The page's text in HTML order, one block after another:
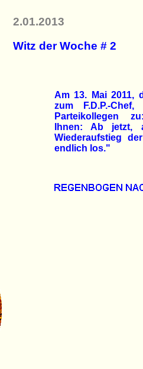
2.01.2013
Witz der Woche # 2
Am 13. Mai 2011,
zum F.D.P.-
Parteikollegen
Ihnen: Ab jetzt,
Wiederaufstieg
endlich los."